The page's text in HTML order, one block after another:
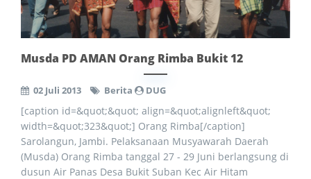
Musda PD AMAN Orang Rimba Bukit 12
02 Juli 2013 Berita DUG
[caption id=&quot;&quot; align=&quot;alignleft&quot;
width=&quot;323&quot;] Orang Rimba[/caption]
Sarolangun, Jambi. Pelaksanaan Musyawarah Daerah
(Musda) Orang Rimba tanggal 27 - 29 Juni berlangsung di
dusun Air Panas Desa Bukit Suban Kec Air Hitam